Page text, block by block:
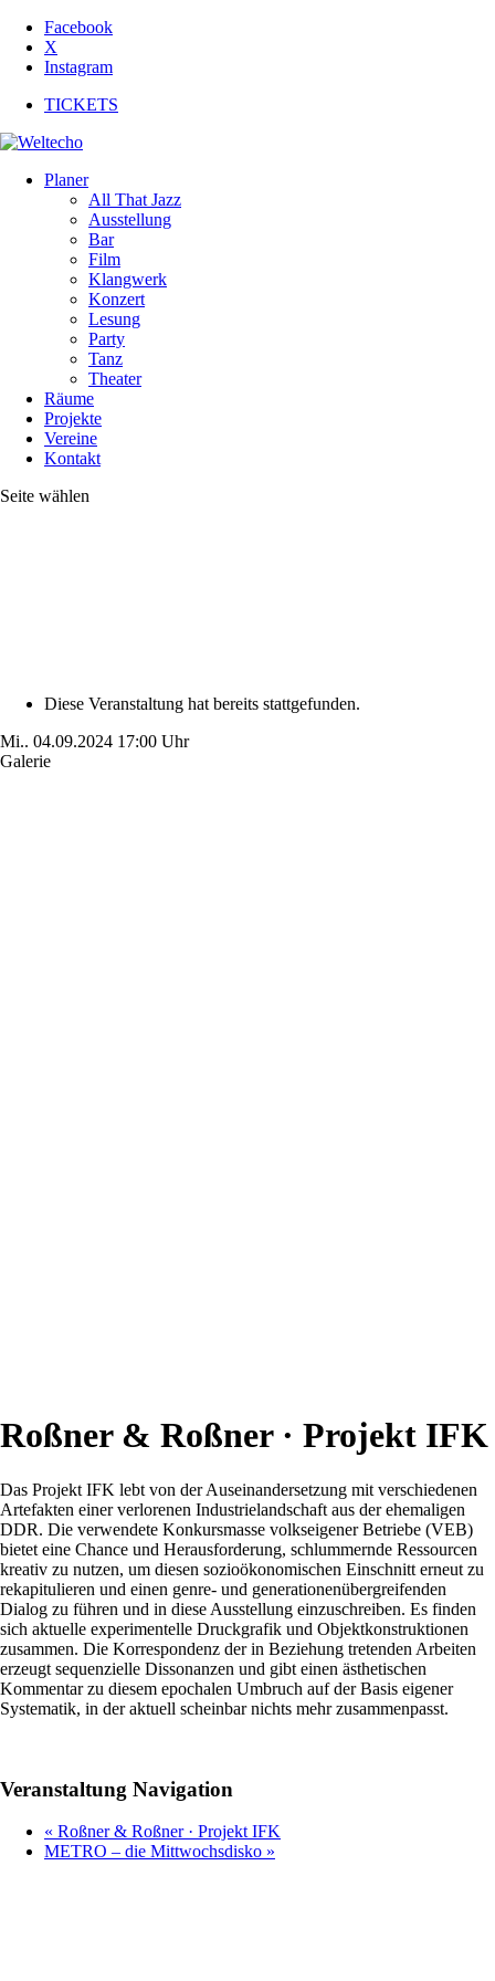
Facebook
X
Instagram
TICKETS
Planer
All That Jazz
Ausstellung
Bar
Film
Klangwerk
Konzert
Lesung
Party
Tanz
Theater
Räume
Projekte
Vereine
Kontakt
Seite wählen
Diese Veranstaltung hat bereits stattgefunden.
Mi.. 04.09.2024 17:00 Uhr
Galerie
Roßner & Roßner · Projekt IFK
Das Projekt IFK lebt von der Auseinandersetzung mit verschiedenen
Artefakten einer verlorenen Industrielandschaft aus der ehemaligen
DDR. Die verwendete Konkursmasse volkseigener Betriebe (VEB)
bietet eine Chance und Herausforderung, schlummernde Ressourcen
kreativ zu nutzen, um diesen sozioökonomischen Einschnitt erneut zu
rekapitulieren und einen genre- und generationenübergreifenden
Dialog zu führen und in diese Ausstellung einzuschreiben. Es finden
sich aktuelle experimentelle Druckgrafik und Objektkonstruktionen
zusammen. Die Korrespondenz der in Beziehung tretenden Arbeiten
erzeugt sequenzielle Dissonanzen und gibt einen ästhetischen
Kommentar zu diesem epochalen Umbruch auf der Basis eigener
Systematik, in der aktuell scheinbar nichts mehr zusammenpasst.
Veranstaltung Navigation
« Roßner & Roßner · Projekt IFK
METRO – die Mittwochsdisko »